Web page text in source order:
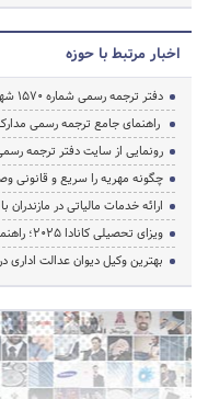
اخبار مرتبط با حوزه
دفتر ترجمه رسمی شماره ۱۵۷۰ شهرکرد (مترجم سیتی)
راهنمای جامع ترجمه رسمی
رونمایی از سایت دفتر ترجمه رسمی 1570 شهرکرد ( مترجم
چگونه مهریه را سریع و قانونی
ارائه خدمات مالیاتی در مازندران
ویزای تحصیلی کانادا ۲۰۲۵؛ راهنمای کامل از انتخاب دانشگاه تا دریافت ویزا
بهترین وکیل دیوان عدالت اداری